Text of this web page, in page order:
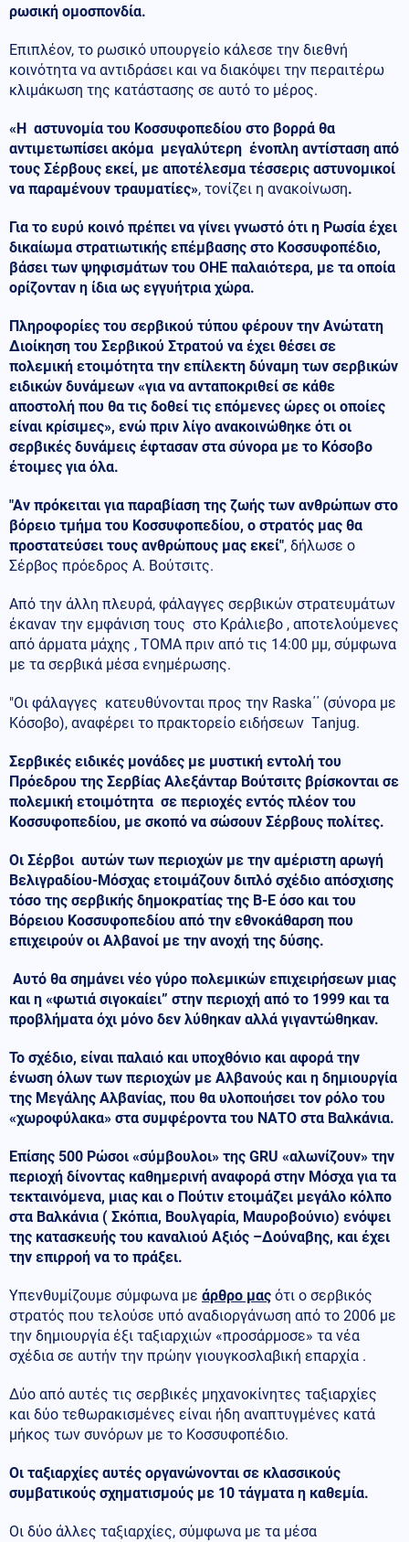
ρωσική ομοσπονδία.
Επιπλέον, το ρωσικό υπουργείο κάλεσε την διεθνή
κοινότητα να αντιδράσει και να διακόψει την περαιτέρω
κλιμάκωση της κατάστασης σε αυτό το μέρος.
«Η αστυνομία του Κοσσυφοπεδίου στο βορρά θα
αντιμετωπίσει ακόμα μεγαλύτερη ένοπλη αντίσταση από
τους Σέρβους εκεί, με αποτέλεσμα τέσσερις αστυνομικοί
να παραμένουν τραυματίες», τονίζει η ανακοίνωση.
Για το ευρύ κοινό πρέπει να γίνει γνωστό ότι η Ρωσία έχει
δικαίωμα στρατιωτικής επέμβασης στο Κοσσυφοπέδιο,
βάσει των ψηφισμάτων του ΟΗΕ παλαιότερα, με τα οποία
ορίζονταν η ίδια ως εγγυήτρια χώρα.
Πληροφορίες του σερβικού τύπου φέρουν την Ανώτατη
Διοίκηση του Σερβικού Στρατού να έχει θέσει σε
πολεμική ετοιμότητα την επίλεκτη δύναμη των σερβικών
ειδικών δυνάμεων «για να ανταποκριθεί σε κάθε
αποστολή που θα τις δοθεί τις επόμενες ώρες οι οποίες
είναι κρίσιμες», ενώ πριν λίγο ανακοινώθηκε ότι οι
σερβικές δυνάμεις έφτασαν στα σύνορα με το Κόσοβο
έτοιμες για όλα.
"Αν πρόκειται για παραβίαση της ζωής των ανθρώπων στο
βόρειο τμήμα του Κοσσυφοπεδίου, ο στρατός μας θα
προστατεύσει τους ανθρώπους μας εκεί", δήλωσε ο
Σέρβος πρόεδρος Α. Βούτσιτς.
Από την άλλη πλευρά, φάλαγγες σερβικών στρατευμάτων
έκαναν την εμφάνιση τους στο Κράλιεβο , αποτελούμενες
από άρματα μάχης , ΤΟΜΑ πριν από τις 14:00 μμ, σύμφωνα
με τα σερβικά μέσα ενημέρωσης.
"Οι φάλαγγες κατευθύνονται προς την Raska΄΄ (σύνορα με
Κόσοβο), αναφέρει το πρακτορείο ειδήσεων Tanjug.
Σερβικές ειδικές μονάδες με μυστική εντολή του
Πρόεδρου της Σερβίας Αλεξάνταρ Βούτσιτς βρίσκονται σε
πολεμική ετοιμότητα σε περιοχές εντός πλέον του
Κοσσυφοπεδίου, με σκοπό να σώσουν Σέρβους πολίτες.
Οι Σέρβοι αυτών των περιοχών με την αμέριστη αρωγή
Βελιγραδίου-Μόσχας ετοιμάζουν διπλό σχέδιο απόσχισης
τόσο της σερβικής δημοκρατίας της Β-Ε όσο και του
Βόρειου Κοσσυφοπεδίου από την εθνοκάθαρση που
επιχειρούν οι Αλβανοί με την ανοχή της δύσης.
Αυτό θα σημάνει νέο γύρο πολεμικών επιχειρήσεων μιας
και η «φωτιά σιγοκαίει” στην περιοχή από το 1999 και τα
προβλήματα όχι μόνο δεν λύθηκαν αλλά γιγαντώθηκαν.
Το σχέδιο, είναι παλαιό και υποχθόνιο και αφορά την
ένωση όλων των περιοχών με Αλβανούς και η δημιουργία
της Μεγάλης Αλβανίας, που θα υλοποιήσει τον ρόλο του
«χωροφύλακα» στα συμφέροντα του ΝΑΤΟ στα Βαλκάνια.
Επίσης 500 Ρώσοι «σύμβουλοι» της GRU «αλωνίζουν» την
περιοχή δίνοντας καθημερινή αναφορά στην Μόσχα για τα
τεκταινόμενα, μιας και ο Πούτιν ετοιμάζει μεγάλο κόλπο
στα Βαλκάνια ( Σκόπια, Βουλγαρία, Μαυροβούνιο) ενόψει
της κατασκευής του καναλιού Αξιός –Δούναβης, και έχει
την επιρροή να το πράξει.
Υπενθυμίζουμε σύμφωνα με άρθρο μας ότι ο σερβικός
στρατός που τελούσε υπό αναδιοργάνωση από το 2006 με
την δημιουργία έξι ταξιαρχιών «προσάρμοσε» τα νέα
σχέδια σε αυτήν την πρώην γιουγκοσλαβική επαρχία .
Δύο από αυτές τις σερβικές μηχανοκίνητες ταξιαρχίες
και δύο τεθωρακισμένες είναι ήδη αναπτυγμένες κατά
μήκος των συνόρων με το Κοσσυφοπέδιο.
Οι ταξιαρχίες αυτές οργανώνονται σε κλασσικούς
συμβατικούς σχηματισμούς με 10 τάγματα η καθεμία.
Οι δύο άλλες ταξιαρχίες, σύμφωνα με τα μέσα